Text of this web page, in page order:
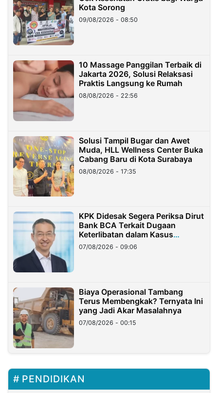
Kota Sorong
09/08/2026 - 08:50
10 Massage Panggilan Terbaik di
Jakarta 2026, Solusi Relaksasi
Praktis Langsung ke Rumah
08/08/2026 - 22:56
Solusi Tampil Bugar dan Awet
Muda, HLL Wellness Center Buka
Cabang Baru di Kota Surabaya
08/08/2026 - 17:35
KPK Didesak Segera Periksa Dirut
Bank BCA Terkait Dugaan
Keterlibatan dalam Kasus
Hilangnya Dana Nasabah Rp2,58
Miliar
07/08/2026 - 09:06
Biaya Operasional Tambang
Terus Membengkak? Ternyata Ini
yang Jadi Akar Masalahnya
07/08/2026 - 00:15
PENDIDIKAN